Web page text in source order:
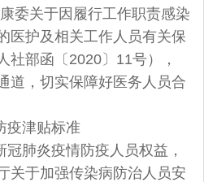
委关于因履行工作职责感染
医护及相关工作人员有关保
社部函〔2020〕11号），
道，切实保障好医务人员合
疫津贴标准
冠肺炎疫情防疫人员权益，
关于加强传染病防治人员安